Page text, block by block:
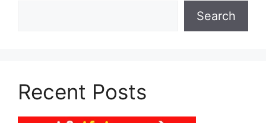
Search
Recent Posts